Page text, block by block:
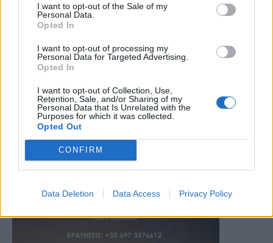
I want to opt-out of the Sale of my
Personal Data.
Opted In
I want to opt-out of processing my
Personal Data for Targeted Advertising.
Opted In
I want to opt-out of Collection, Use,
Retention, Sale, and/or Sharing of my
Personal Data that Is Unrelated with the
Purposes for which it was collected.
Opted Out
CONFIRM
Data Deletion Data Access Privacy Policy